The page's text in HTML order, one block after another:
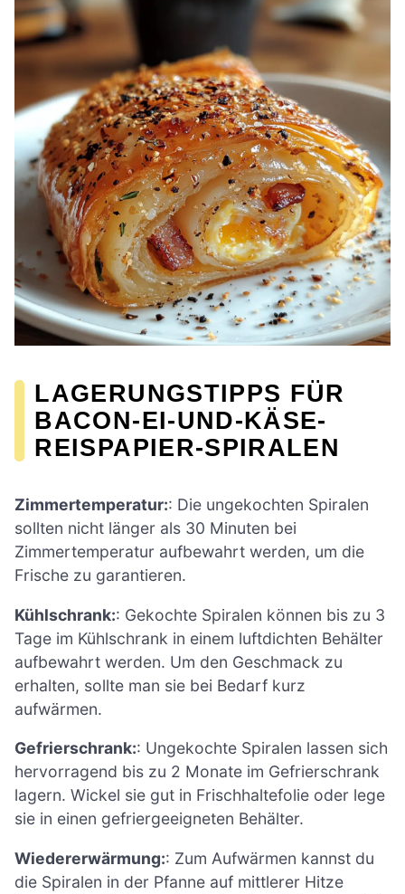
LAGERUNGSTIPPS FÜR
BACON-EI-UND-KÄSE-
REISPAPIER-SPIRALEN
Zimmertemperatur:: Die ungekochten Spiralen
sollten nicht länger als 30 Minuten bei
Zimmertemperatur aufbewahrt werden, um die
Frische zu garantieren.
Kühlschrank:: Gekochte Spiralen können bis zu 3
Tage im Kühlschrank in einem luftdichten Behälter
aufbewahrt werden. Um den Geschmack zu
erhalten, sollte man sie bei Bedarf kurz
aufwärmen.
Gefrierschrank:: Ungekochte Spiralen lassen sich
hervorragend bis zu 2 Monate im Gefrierschrank
lagern. Wickel sie gut in Frischhaltefolie oder lege
sie in einen gefriergeeigneten Behälter.
Wiedererwärmung:: Zum Aufwärmen kannst du
die Spiralen in der Pfanne auf mittlerer Hitze